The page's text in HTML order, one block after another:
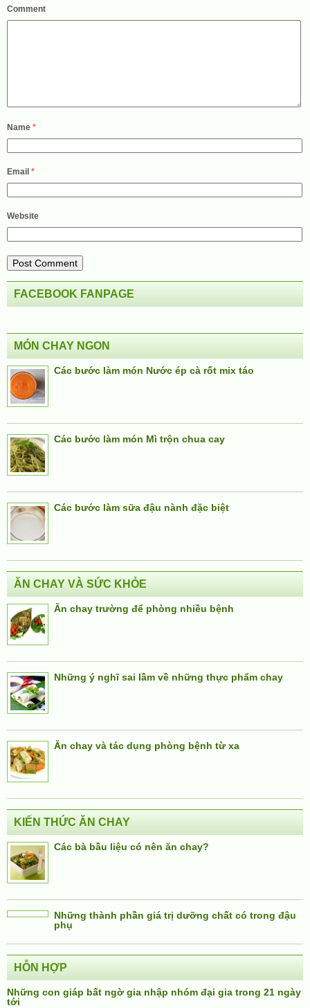
Comment
Name *
Email *
Website
FACEBOOK FANPAGE
MÓN CHAY NGON
Các bước làm món Nước ép cà rốt mix táo
Các bước làm món Mì trộn chua cay
Các bước làm sữa đậu nành đặc biệt
ĂN CHAY VÀ SỨC KHỎE
Ăn chay trường để phòng nhiều bệnh
Những ý nghĩ sai lầm về những thực phẩm chay
Ăn chay và tác dụng phòng bệnh từ xa
KIẾN THỨC ĂN CHAY
Các bà bầu liệu có nên ăn chay?
Những thành phần giá trị dưỡng chất có trong đậu
phụ
HỖN HỢP
Những con giáp bất ngờ gia nhập nhóm đại gia trong 21 ngày
tới